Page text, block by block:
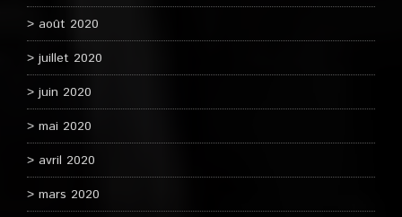
août 2020
juillet 2020
juin 2020
mai 2020
avril 2020
mars 2020